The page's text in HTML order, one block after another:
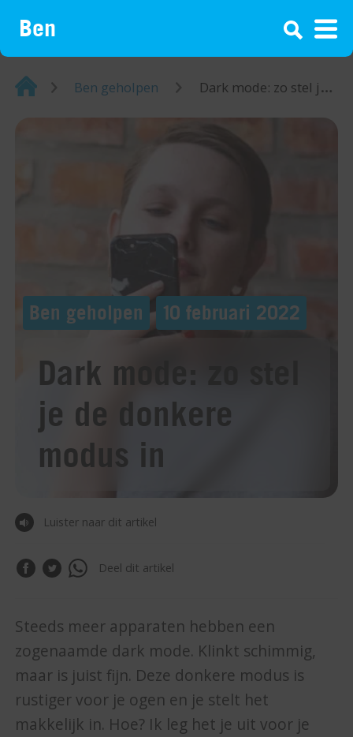
¡
Home Ben geholpen Dark mode: zo stel je de donkere modus in
Ben geholpen 10 februari 2022
Dark mode: zo stel
je de donkere
modus in
Luister naar dit artikel
Deel dit artikel
Steeds meer apparaten hebben een
zogenaamde dark mode. Klinkt schimmig,
maar is juist fijn. Deze donkere modus is
rustiger voor je ogen en je stelt het
makkelijk in. Hoe? Ik leg het je uit voor je